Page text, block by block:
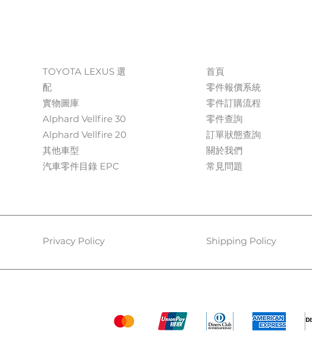
TOYOTA LEXUS 選
配
實物圖庫
Alphard Vellfire 30
Alphard Vellfire 20
其他車型
汽車零件目錄 EPC​​
首頁
零件報價系統
​零件訂購流程
零件查詢
訂單狀態查詢
關於我們​
常見問題
Privacy Policy Shipping Policy